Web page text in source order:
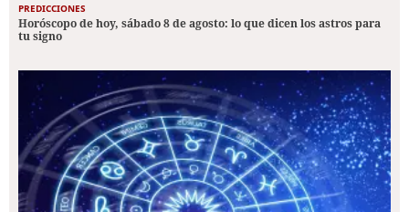
PREDICCIONES
Horóscopo de hoy, sábado 8 de agosto: lo que dicen los astros para
tu signo